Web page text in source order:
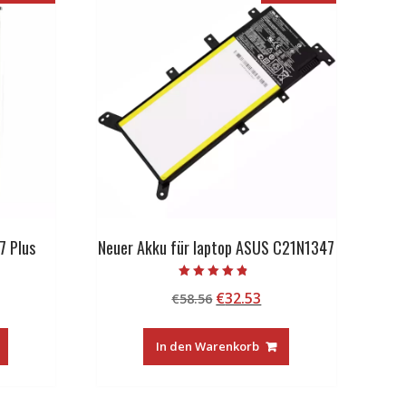
Plus Neuer Akku für laptop ASUS C21N1347
4.50
von 5
€58.56 Ursprünglicher
war:
€58.56
€32.53
ist:
€32.53.
In den Warenkorb